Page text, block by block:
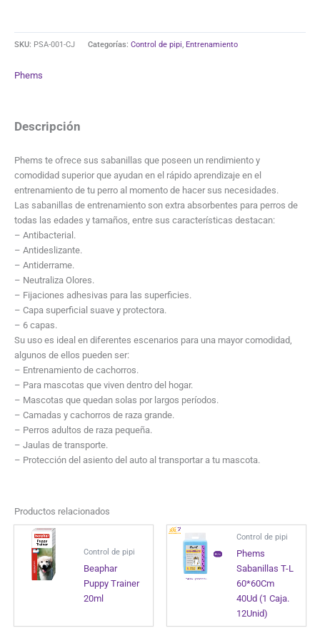
SKU: PSA-001-CJ Categorías: Control de pipi, Entrenamiento
Phems
Descripción
Phems te ofrece sus sabanillas que poseen un rendimiento y
comodidad superior que ayudan en el rápido aprendizaje en el
entrenamiento de tu perro al momento de hacer sus necesidades.
Las sabanillas de entrenamiento son extra absorbentes para perros de
todas las edades y tamaños, entre sus características destacan:
– Antibacterial.
– Antideslizante.
– Antiderrame.
– Neutraliza Olores.
– Fijaciones adhesivas para las superficies.
– Capa superficial suave y protectora.
– 6 capas.
Su uso es ideal en diferentes escenarios para una mayor comodidad,
algunos de ellos pueden ser:
– Entrenamiento de cachorros.
– Para mascotas que viven dentro del hogar.
– Mascotas que quedan solas por largos períodos.
– Camadas y cachorros de raza grande.
– Perros adultos de raza pequeña.
– Jaulas de transporte.
– Protección del asiento del auto al transportar a tu mascota.
Productos relacionados
Control de pipi
Beaphar
Puppy Trainer
20ml
Control de pipi
Phems
Sabanillas T-L
60*60Cm
40Ud (1 Caja.
12Unid)